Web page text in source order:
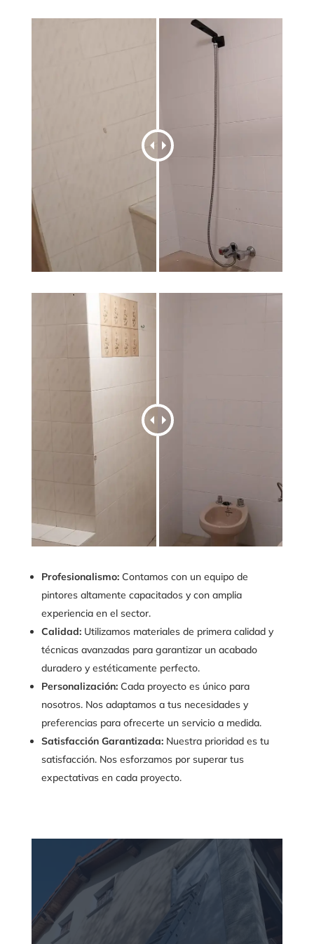
Profesionalismo:Contamos con un equipo de
pintores altamente capacitados y con amplia
experiencia en el sector.
Calidad:Utilizamos materiales de primera calidad y
técnicas avanzadas para garantizar un acabado
duradero y estéticamente perfecto.
Personalización:Cada proyecto es único para
nosotros. Nos adaptamos a tus necesidades y
preferencias para ofrecerte un servicio a medida.
Satisfacción Garantizada:Nuestra prioridad es tu
satisfacción. Nos esforzamos por superar tus
expectativas en cada proyecto.
SOBRE NOSOTROS